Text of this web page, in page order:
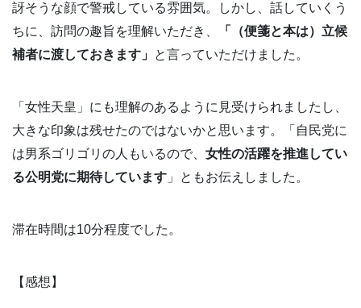
訝そうな顔で警戒している雰囲気。しかし、話していくう
ちに、訪問の趣旨を理解いただき、
「（便箋と本は）立候
補者に渡しておきます」 と言っていただけました。
「女性天皇」にも理解のあるように見受けられましたし、
大きな印象は残せたのではないかと思います。「自民党に
は男系ゴリゴリの人もいるので、 女性の活躍を推進してい
る公明党に期待しています 」ともお伝えしました。
滞在時間は10分程度でした。
【感想】